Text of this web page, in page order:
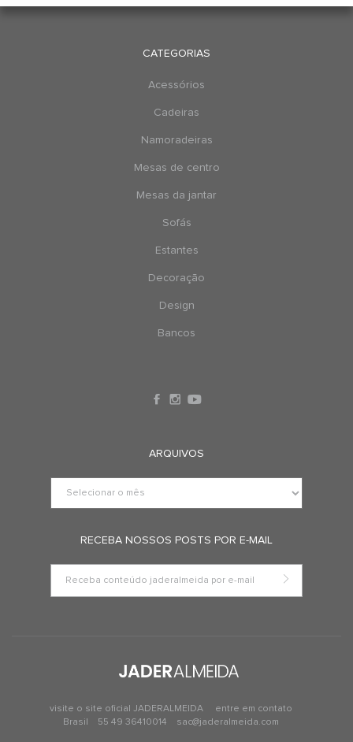
CATEGORIAS
Acessórios
Cadeiras
Namoradeiras
Mesas de centro
Mesas da jantar
Sofás
Estantes
Decoração
Design
Bancos
ARQUIVOS
RECEBA NOSSOS POSTS POR E-MAIL
visite o site oficial JADERALMEIDA
entre em contato
Brasil
55 49 36410014 sac@jaderalmeida.com